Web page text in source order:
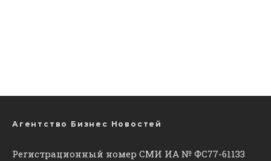
Агентство Бизнес Новостей
Регистрационный номер СМИ ИА № ФС77-61133